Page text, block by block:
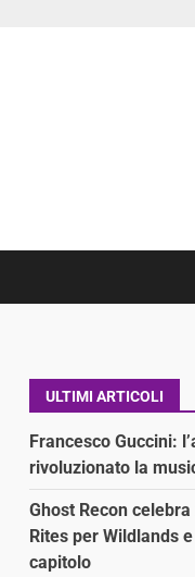
ULTIMI ARTICOLI
Francesco Guccini:
rivoluzionato la
Ghost Recon
Rites per Wildlands
capitolo